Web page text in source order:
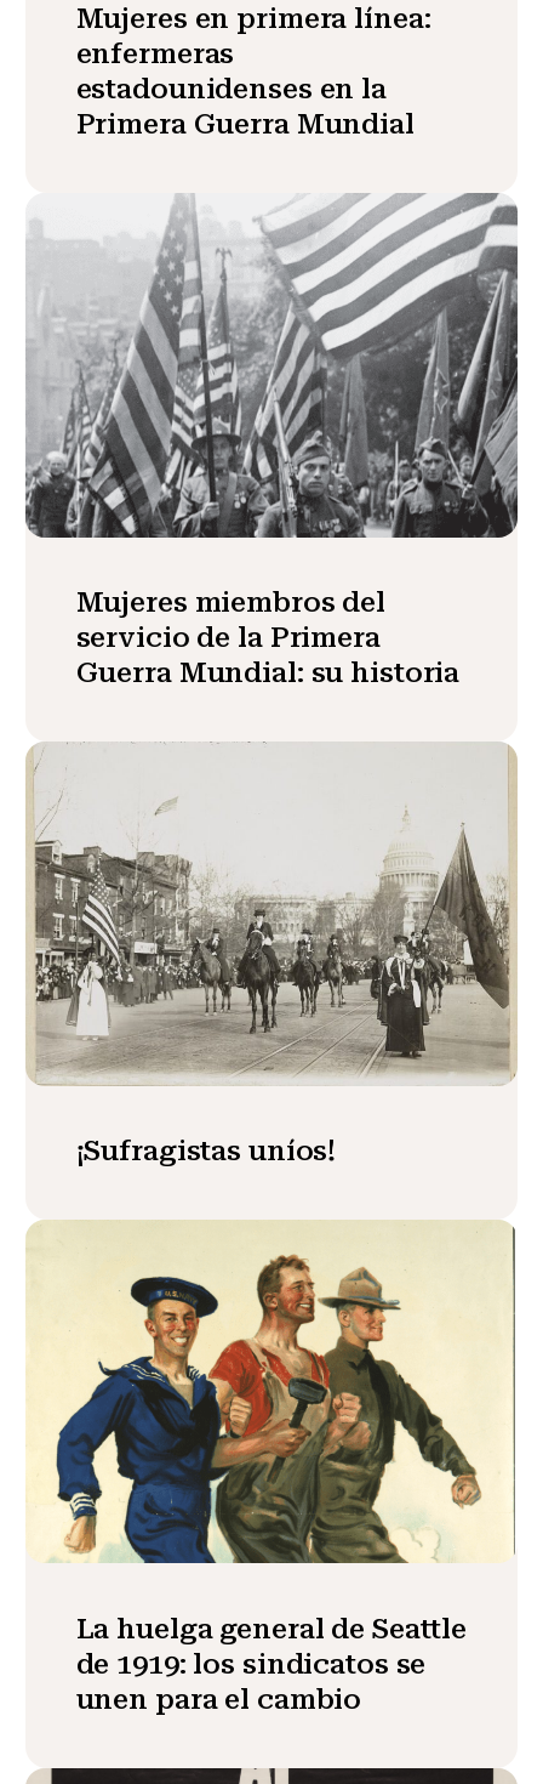
Mujeres en primera línea:
enfermeras
estadounidenses en la
Primera Guerra Mundial
Mujeres miembros del
servicio de la Primera
Guerra Mundial: su historia
¡Sufragistas uníos!
La huelga general de Seattle
de 1919: los sindicatos se
unen para el cambio